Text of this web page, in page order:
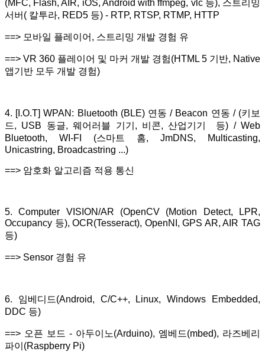
(MFC, Flash, AIR, iOS, Android with ffmpeg, vlc 등), 스트리밍
서버( 칼투라, RED5 등) - RTP, RTSP, RTMP, HTTP
==> 모바일 플레이어, 스트리밍 개발 경험 유
==> VR 360 플레이어 및 마커 개발 경험(HTML 5 기반, Native
앱기반 모두 개발 경험)
4. [I.O.T] WPAN: Bluetooth (BLE) 연동 / Beacon 연동 / (키보
드, USB 동글, 웨어러블 기기, 비콘, 산업기기 등) / Web
Bluetooth, WI-FI (스마트 홈, JmDNS, Multicasting,
Unicastring, Broadcastring ...)
==> 암호화 알고리즘 적용 통신
5. Computer VISION/AR (OpenCV (Motion Detect, LPR,
Occupancy 등), OCR(Tesseract), OpenNI, GPS AR, AIR TAG
등)
==> Sensor 경험 유
6. 임베디드(Android, C/C++, Linux, Windows Embedded,
DDC 등)
==> 오픈 보드 - 아두이노(Arduino), 엠베드(mbed), 라즈베리
파이(Raspberry Pi)